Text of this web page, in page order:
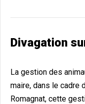
Divagation
La gestion des
maire, dans le cadre
Romagnat, cette